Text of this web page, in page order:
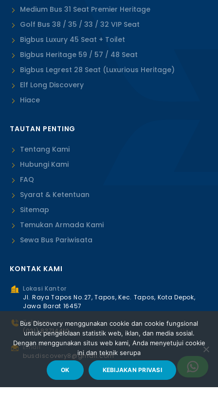
Medium Bus 31 Seat Premier Heritage
Golf Bus 38 / 35 / 33 / 32 VIP Seat
Bigbus Luxury 45 Seat + Toilet
Bigbus Heritage 59 / 57 / 48 Seat
Bigbus Legrest 28 Seat (Luxurious Heritage)
Elf Long Discovery
Hiace
TAUTAN PENTING
Tentang Kami
Hubungi Kami
FAQ
Syarat & Ketentuan
Sitemap
Temukan Armada Kami
Sewa Bus Pariwisata
KONTAK KAMI
Lokasi Kantor
Jl. Raya Tapos No.27, Tapos, Kec. Tapos, Kota Depok,
Jawa Barat 16457
Telepon
(021) 83714410
Email
busdiscovery8@gmail.com
Bus Discovery menggunakan cookie dan cookie fungsional
untuk pengelolaan statistik web, iklan, dan media sosial.
Dengan menggunakan situs web kami, Anda menyetujui cookie
ini dan teknik serupa
OK KEBIJAKAN PRIVASI